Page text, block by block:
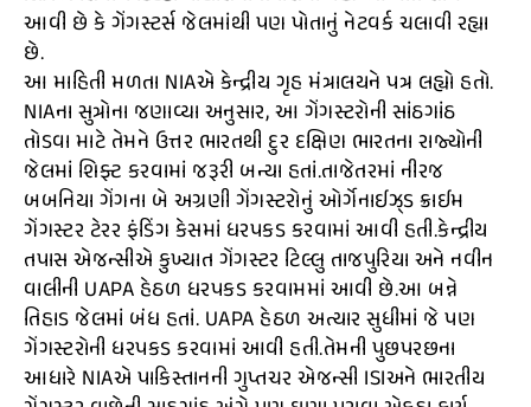
આવી છે કે ગેંગસ્ટર્સ જેલમાંથી પણ પોતાનું નેટવર્ક ચલાવી રહ્યા
છે.
આ માહિતી મળતા NIAએ કેન્દ્રીય ગૃહ મંત્રાલયને પત્ર લહ્યો હતો.
NIAના સુત્રોના જણાવ્યા અનુસાર, આ ગેંગસ્ટરોની સાંઠગાંઠ
તોડવા માટે તેમને ઉત્તર ભારતથી દુર દક્ષિણ ભારતના રાજ્યોની
જેલમાં શિફ્ટ કરવામાં જરૂરી બન્યા હતાં.તાજેતરમાં નીરજ
બબનિયા ગેંગના બે અગ્રણી ગેંગસ્ટરોનું ઓર્ગેનાઈઝ્ડ ક્રાઈમ
ગેંગસ્ટર ટેરર ફંડિંગ કેસમાં ધરપકડ કરવામાં આવી હતી.કેન્દ્રીય
તપાસ એજન્સીએ કુખ્યાત ગેંગસ્ટર ટિલ્લુ તાજપુરિયા અને નવીન
વાલીની UAPA હેઠળ ધરપકડ કરવામમાં આવી છે.આ બન્ને
તિહાડ જેલમાં બંધ હતાં. UAPA હેઠળ અત્યાર સુધીમાં જે પણ
ગેંગસ્ટરોની ધરપકડ કરવામાં આવી હતી.તેમની પુછપરછના
આધારે NIAએ પાકિસ્તાનની ગુપ્તચર એજન્સી ISIઅને ભારતીય